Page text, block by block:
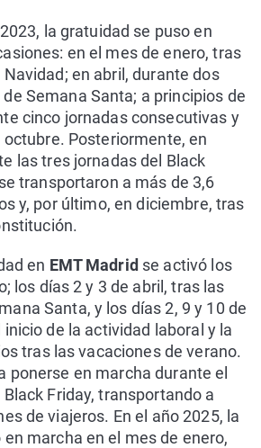
la gratuidad se puso en
en el mes de enero, tras
Navidad; en abril, durante dos
Semana Santa; a principios de
cinco jornadas consecutivas y
Posteriormente, en
las tres jornadas del Black
transportaron a más de 3,6
y, por último, en diciembre, tras
en EMT Madrid se activó los
los días 2 y 3 de abril, tras las
Santa, y los días 2, 9 y 10 de
de la actividad laboral y la
tras las vacaciones de verano.
ponerse en marcha durante el
Friday, transportando a
de viajeros. En el año 2025, la
marcha en el mes de enero,